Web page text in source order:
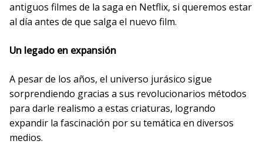
antiguos filmes de la saga en Netflix, si queremos estar
al día antes de que salga el nuevo film.
Un legado en expansión
A pesar de los años, el universo jurásico sigue
sorprendiendo gracias a sus revolucionarios métodos
para darle realismo a estas criaturas, logrando
expandir la fascinación por su temática en diversos
medios.